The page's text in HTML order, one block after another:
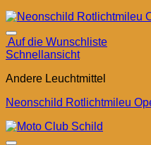
Auf die Wunschliste
Schnellansicht
Andere Leuchtmittel
Neonschild Rotlichtmileu